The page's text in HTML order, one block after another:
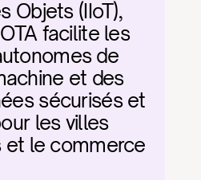
Objets (IIoT),
facilite les
de
et des
sécurisés et
les villes
et le commerce